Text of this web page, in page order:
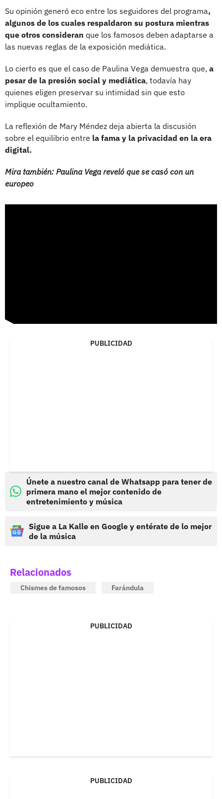
Su opinión generó eco entre los seguidores del programa,
algunos de los cuales respaldaron su postura mientras
que otros consideran que los famosos deben adaptarse a
las nuevas reglas de la exposición mediática.
Lo cierto es que el caso de Paulina Vega demuestra que, a
pesar de la presión social y mediática, todavía hay
quienes eligen preservar su intimidad sin que esto
implique ocultamiento.
La reflexión de Mary Méndez deja abierta la discusión
sobre el equilibrio entre la fama y la privacidad en la era
digital.
Mira también: Paulina Vega reveló que se casó con un
europeo
PUBLICIDAD
Únete a nuestro canal de Whatsapp para tener de
primera mano el mejor contenido de
entretenimiento y música
Sigue a La Kalle en Google y entérate de lo mejor
de la música
Relacionados
Chismes de famosos Farándula
PUBLICIDAD
PUBLICIDAD